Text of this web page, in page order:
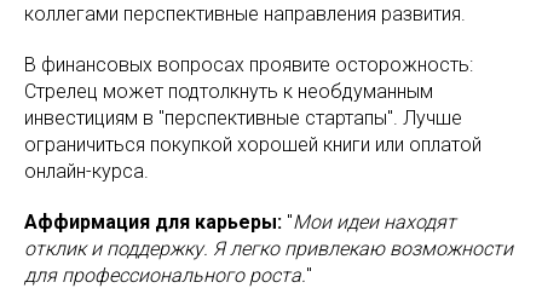
коллегами перспективные направления развития.
В финансовых вопросах проявите осторожность:
Стрелец может подтолкнуть к необдуманным
инвестициям в "перспективные стартапы". Лучше
ограничиться покупкой хорошей книги или оплатой
онлайн-курса.
Аффирмация для карьеры: "Мои идеи находят
отклик и поддержку. Я легко привлекаю возможности
для профессионального роста. "